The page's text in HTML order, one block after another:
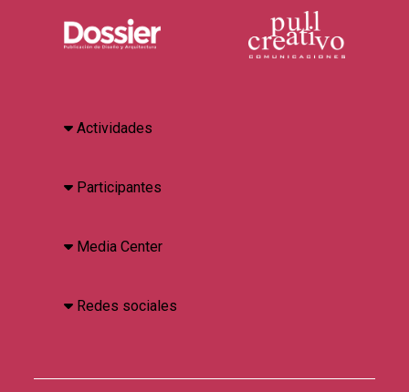
Actividades
Participantes
Media Center
Redes sociales